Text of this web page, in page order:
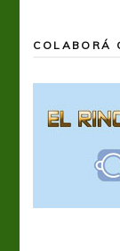
COLABORÁ